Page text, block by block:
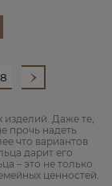
изделий. Даже те,
прочь надеть
что вариантов
дарит его
– это не только
ценностей.